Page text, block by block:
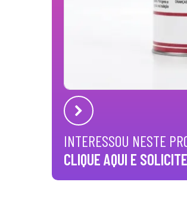
INTERESSOU NESTE
CLIQUE AQUI E